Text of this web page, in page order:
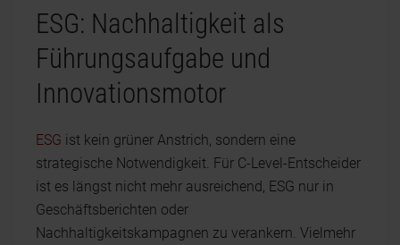
ESG: Nachhaltigkeit als
Führungsaufgabe und
Innovationsmotor
ESG ist kein grüner Anstrich, sondern eine
strategische Notwendigkeit. Für C-Level-Entscheider
ist es längst nicht mehr ausreichend, ESG nur in
Geschäftsberichten oder
Nachhaltigkeitskampagnen zu verankern. Vielmehr